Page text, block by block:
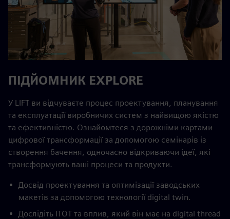
ПІДЙОМНИК EXPLORE
У LIFT ви відчуваєте процес проектування, планування
та експлуатації виробничих систем з найвищою якістю
та ефективністю. Ознайомтеся з дорожніми картами
цифрової трансформації за допомогою семінарів із
створення бачення, одночасно відкриваючи ідеї, які
трансформують ваші процеси та продукти.
Досвід проектування та оптимізації заводських
макетів за допомогою технології digital twin.
Дослідіть ITOT та вплив, який він має на digital thread